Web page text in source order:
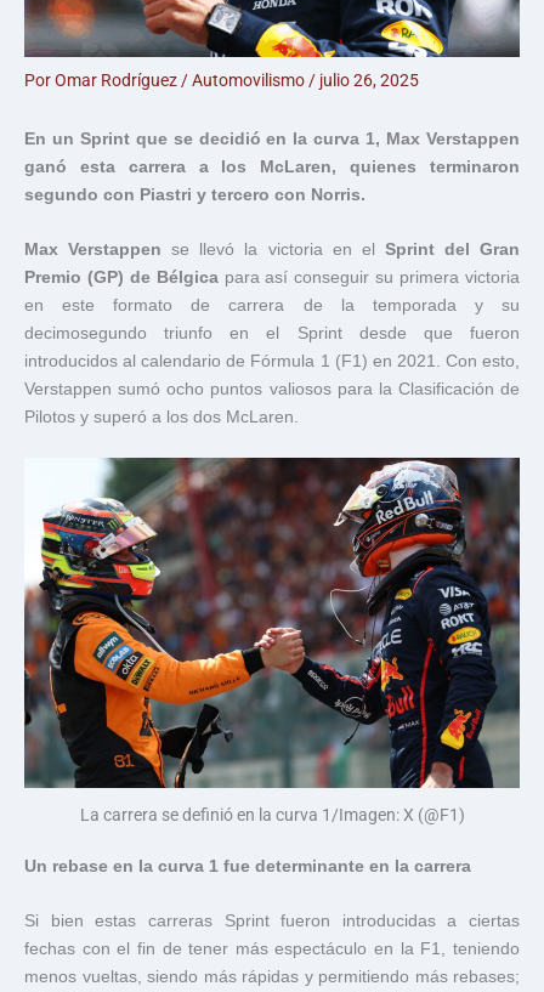
PorOmar Rodríguez /Automovilismo / julio 26, 2025
En un Sprint que se decidió en la curva 1, Max Verstappen
ganó esta carrera a los McLaren, quienes terminaron
segundo con Piastri y tercero con Norris.
Max Verstappen se llevó la victoria en el Sprint del Gran
Premio (GP) de Bélgicapara así conseguir su primera victoria
en este formato de carrera de la temporada y su
decimosegundo triunfo en el Sprint desde que fueron
introducidos al calendario de Fórmula 1 (F1) en 2021. Con esto,
Verstappen sumó ocho puntos valiosos para la Clasificación de
Pilotos y superó a los dos McLaren.
La carrera se definió en la curva 1/Imagen: X (@F1)
Un rebase en la curva 1 fue determinante en la carrera
Si bien estas carreras Sprint fueron introducidas a ciertas
fechas con el fin de tener más espectáculo en la F1, teniendo
menos vueltas, siendo más rápidas y permitiendo más rebases;